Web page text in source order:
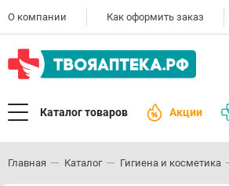
О компании Как оформить заказ
Каталог товаров Акции
Главная Каталог Гигиена и косметика